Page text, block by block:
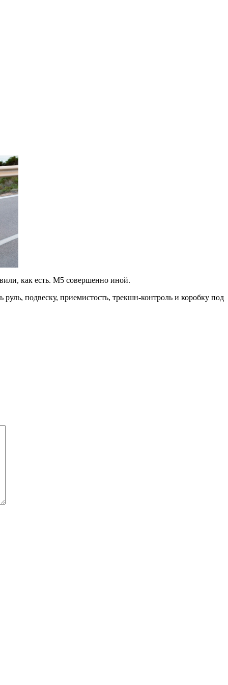
как есть. М5 совершенно иной.
подвеску, приемистость, трекшн-контроль и коробку под